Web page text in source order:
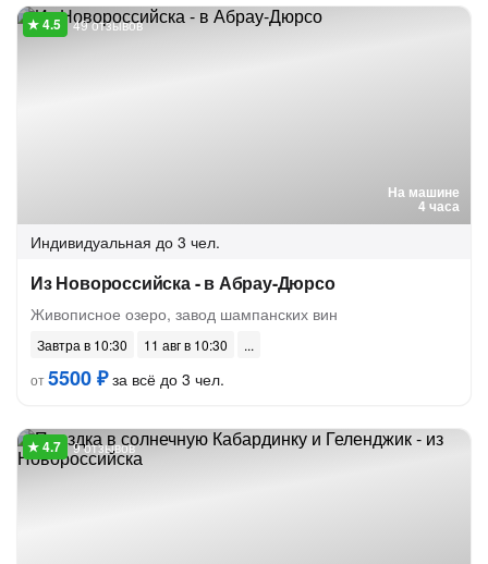
На машине
4 часа
49 отзывов
Индивидуальная до 3 чел.
Из Новороссийска - в Абрау-Дюрсо
Живописное озеро, завод шампанских вин
Завтра в 10:30
11 авг в 10:30
от5500 ₽за всё до 3 чел.
9 отзывов